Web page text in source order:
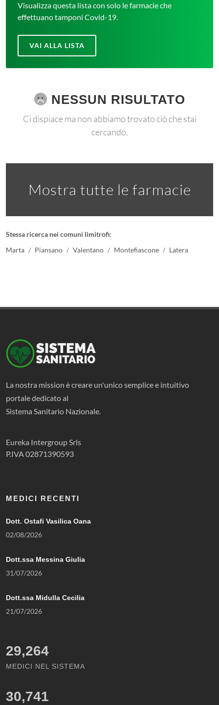
Visualizza questa lista con solo le farmacie che
effettuano tamponi Covid-19.
VAI ALLA LISTA
NESSUN RISULTATO
Ci dispiace ma non abbiamo trovato ciò che stai
cercando.
Mostra tutte le farmacie
Stessa ricerca nei comuni limitrofi:
Marta
Piansano Valentano Montefiascone Latera
La nostra mission è creare un'unico semplice e intuitivo
portale dedicato al
Sistema Sanitario Nazionale.
Eureka Intergroup Srls
P.IVA 02871390593
MEDICI RECENTI
Dott. Ostafi Vasilica Oana
02/08/2026
Dott.ssa Messina Giulia
31/07/2026
Dott.ssa Midulla Cecilia
21/07/2026
29,264
MEDICI NEL SISTEMA
30,741